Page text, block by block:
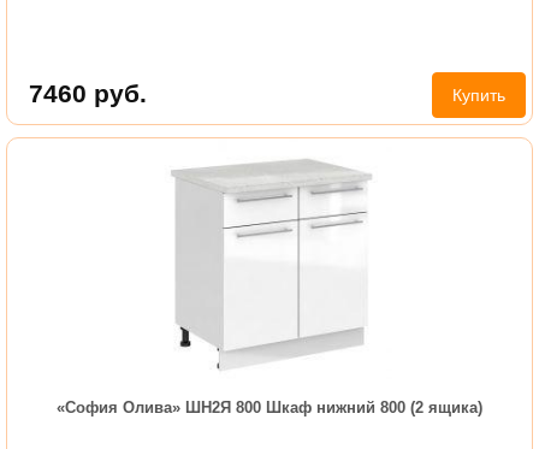
7460 руб. Купить
«София Олива» ШН2Я 800 Шкаф нижний 800 (2 ящика)